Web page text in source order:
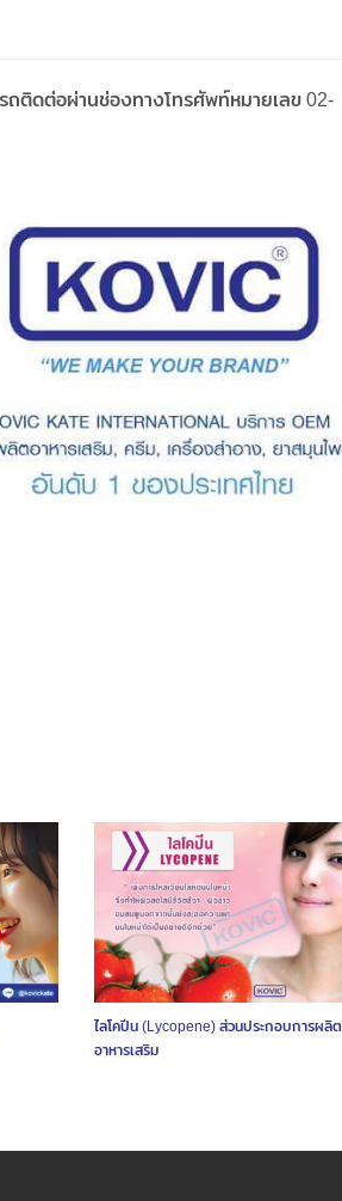
ถติดต่อผ่านช่องทางโทรศัพท์หมายเลข 02-
ไลโคปีน (Lycopene) ส่วนประกอบการผลิต
อาหารเสริม